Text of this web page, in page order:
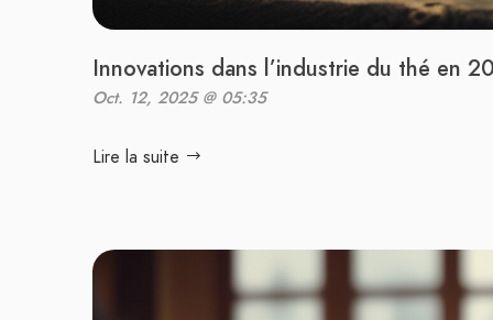
Innovations dans l’industrie du thé en
Oct. 12, 2025 @ 05:35
Lire la suite